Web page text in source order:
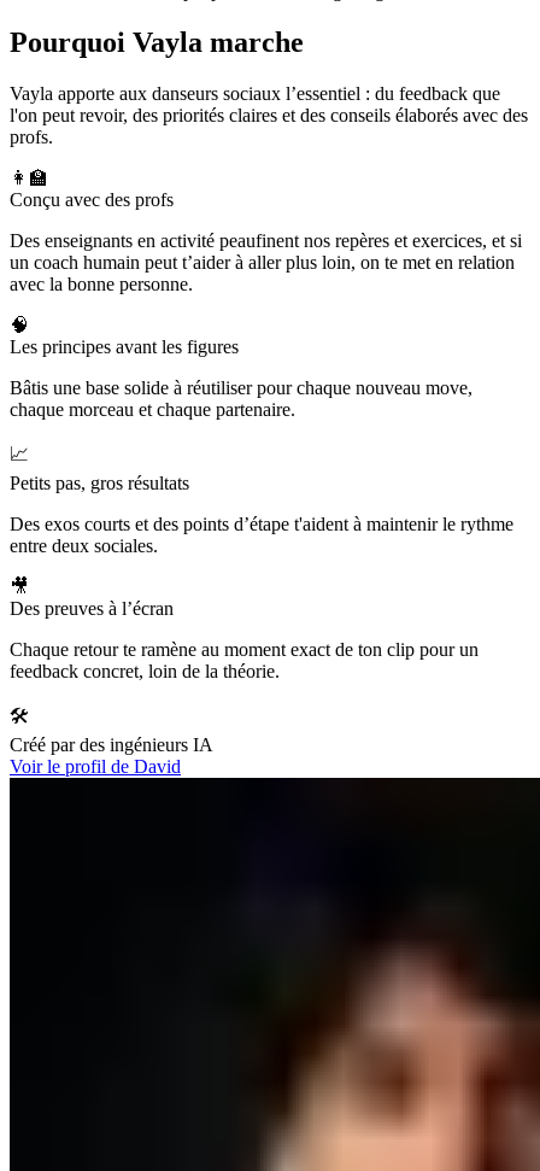
Pourquoi Vayla marche
Vayla apporte aux danseurs sociaux l’essentiel : du feedback que
l'on peut revoir, des priorités claires et des conseils élaborés avec des
profs.
👩‍🏫
Conçu avec des profs
Des enseignants en activité peaufinent nos repères et exercices, et si
un coach humain peut t’aider à aller plus loin, on te met en relation
avec la bonne personne.
🧠
Les principes avant les figures
Bâtis une base solide à réutiliser pour chaque nouveau move,
chaque morceau et chaque partenaire.
📈
Petits pas, gros résultats
Des exos courts et des points d’étape t'aident à maintenir le rythme
entre deux sociales.
🎥
Des preuves à l’écran
Chaque retour te ramène au moment exact de ton clip pour un
feedback concret, loin de la théorie.
🛠️
Créé par des ingénieurs IA
Voir le profil de David